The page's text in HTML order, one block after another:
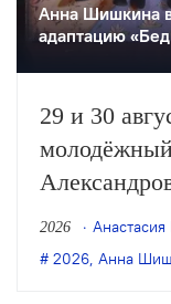
Анна Шишкина
адаптацию
29 и 30
Пэжо» из
2026
2026 Анна